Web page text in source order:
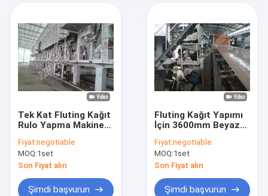
Tek Kat Fluting Kağıt
Rulo Yapma Makinesi
Bölümü Driven
Fiyat:negotiable
MOQ:1set
Son Fiyat alın
Şimdi başvurun
Fluting Kağıt Yapımı
İçin 3600mm Beyaz
Makinaları İki Tel
Fiyat:negotiable
MOQ:1set
Son Fiyat alın
Şimdi başvurun